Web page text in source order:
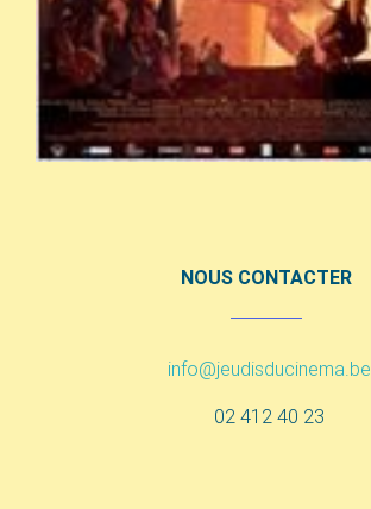
NOUS CONTACTER
info@jeudisducinema.be
02 412 40 23